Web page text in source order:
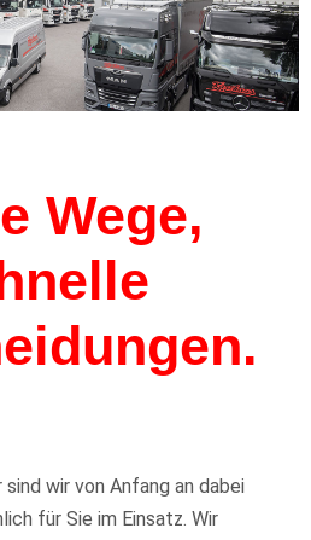
hin.Wege,
wir von Anfang an dabei
für Sie im Einsatz. Wir